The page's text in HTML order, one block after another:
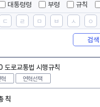
대통령령 부령
규칙
ㄷ ㄹ ㅁ ㅂ ㅅ ㅇ
검색
로교통법 시행규칙
연혁선택
칙